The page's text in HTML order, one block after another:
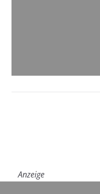
Anzeige